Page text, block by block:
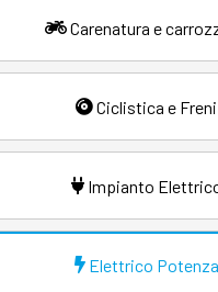
Carenatura e
Ciclistica e Freni
Impianto
Elettrico Potenza